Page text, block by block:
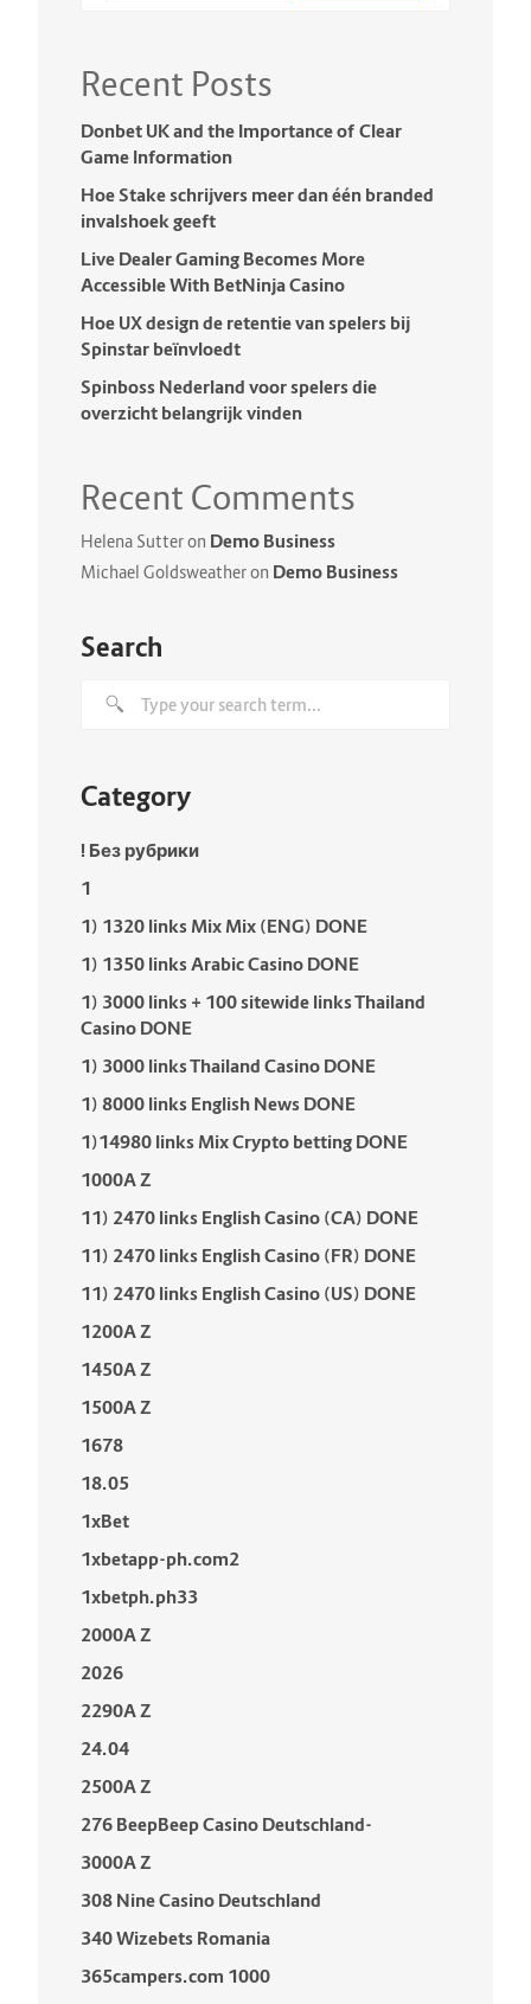
Recent Posts
Donbet UK and the Importance of Clear
Game Information
Hoe Stake schrijvers meer dan één branded
invalshoek geeft
Live Dealer Gaming Becomes More
Accessible With BetNinja Casino
Hoe UX design de retentie van spelers bij
Spinstar beïnvloedt
Spinboss Nederland voor spelers die
overzicht belangrijk vinden
Recent Comments
Helena Sutteron Demo Business
Michael Goldsweatheron Demo Business
Search
Category
! Без рубрики
1
1) 1320 links Mix Mix (ENG) DONE
1) 1350 links Arabic Casino DONE
1) 3000 links + 100 sitewide links Thailand
Casino DONE
1) 3000 links Thailand Casino DONE
1) 8000 links English News DONE
1)14980 links Mix Crypto betting DONE
1000A Z
11) 2470 links English Casino (CA) DONE
11) 2470 links English Casino (FR) DONE
11) 2470 links English Casino (US) DONE
1200A Z
1450A Z
1500A Z
1678
18.05
1xBet
1xbetapp-ph.com2
1xbetph.ph33
2000A Z
2026
2290A Z
24.04
2500A Z
276 BeepBeep Casino Deutschland-
3000A Z
308 Nine Casino Deutschland
340 Wizebets Romania
365campers.com 1000